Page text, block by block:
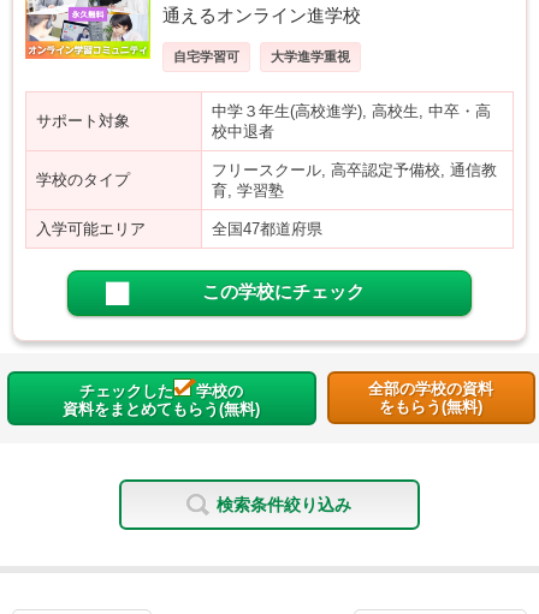
通えるオンライン進学校
自宅学習可 大学進学重視
サポート対象
中学３年生(高校進学), 高校生, 中卒・高
校中退者
学校のタイプ
フリースクール, 高卒認定予備校, 通信教
育, 学習塾
入学可能エリア 全国47都道府県
この学校にチェック
チェックした
学校の
資料をまとめてもらう(無料)
全部の学校の資料
をもらう(無料)
検索条件絞り込み